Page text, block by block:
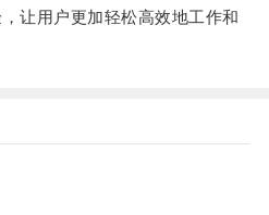
让用户更加轻松高效地工作和